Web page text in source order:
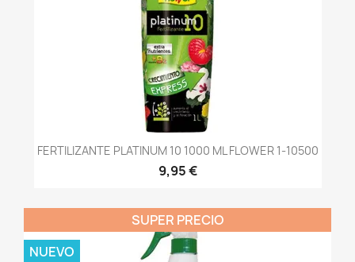
FERTILIZANTE PLATINUM 10 1000 ML FLOWER 1-10500
9,95 €
SUPER PRECIO
NUEVO